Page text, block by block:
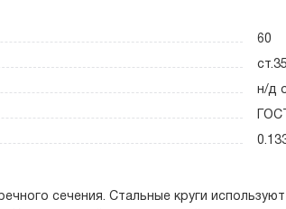
60
ст.35
н/д
сечения. Стальные круги